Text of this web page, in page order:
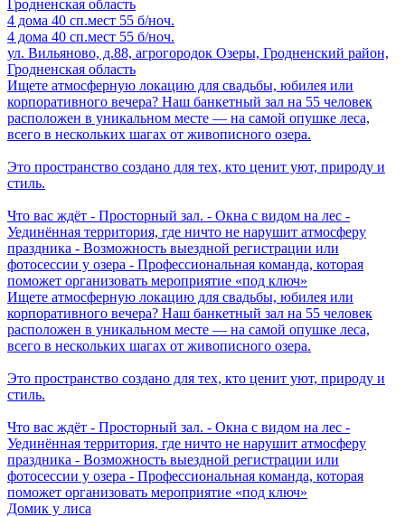
4 дома 40 сп.мест 55 б/ноч.
4 дома 40 сп.мест 55 б/ноч.
ул. Вильяново, д.88, агрогородок Озеры, Гродненский район,
Гродненская область
Ищете атмосферную локацию для свадьбы, юбилея или
корпоративного вечера? Наш банкетный зал на 55 человек
расположен в уникальном месте — на самой опушке леса,
всего в нескольких шагах от живописного озера.
Это пространство создано для тех, кто ценит уют, природу и
стиль.
Что вас ждёт - Просторный зал. - Окна с видом на лес -
Уединённая территория, где ничто не нарушит атмосферу
праздника - Возможность выездной регистрации или
фотосессии у озера - Профессиональная команда, которая
поможет организовать мероприятие «под ключ»
Ищете атмосферную локацию для свадьбы, юбилея или
корпоративного вечера? Наш банкетный зал на 55 человек
расположен в уникальном месте — на самой опушке леса,
всего в нескольких шагах от живописного озера.
Это пространство создано для тех, кто ценит уют, природу и
стиль.
Что вас ждёт - Просторный зал. - Окна с видом на лес -
Уединённая территория, где ничто не нарушит атмосферу
праздника - Возможность выездной регистрации или
фотосессии у озера - Профессиональная команда, которая
поможет организовать мероприятие «под ключ»
Домик у лиса